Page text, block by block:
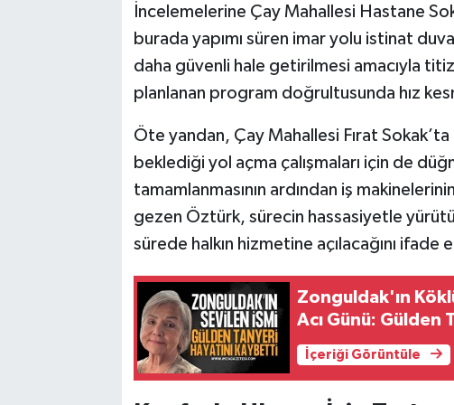
İncelemelerine Çay Mahallesi Hastane
burada yapımı süren imar yolu istinat
daha güvenli hale getirilmesi amacıyla
planlanan program doğrultusunda hız
Öte yandan, Çay Mahallesi Fırat Sokak’ta
beklediği yol açma çalışmaları için de
tamamlanmasının ardından iş
gezen Öztürk, sürecin hassasiyetle
sürede halkın hizmetine açılacağını ifade
Zonguldak'ın
Acı Günü: Gülden
İçeriği Görüntüle